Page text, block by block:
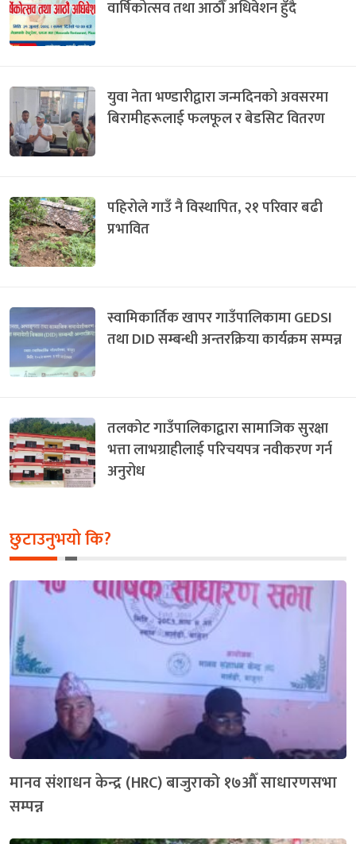
वार्षिकोत्सव तथा आठौँ अधिवेशन हुँदै
युवा नेता भण्डारीद्वारा जन्मदिनको अवसरमा
बिरामीहरूलाई फलफूल र बेडसिट वितरण
पहिरोले गाउँ नै विस्थापित, २१ परिवार बढी
प्रभावित
स्वामिकार्तिक खापर गाउँपालिकामा GEDSI
तथा DID सम्बन्धी अन्तरक्रिया कार्यक्रम सम्पन्न
तलकोट गाउँपालिकाद्वारा सामाजिक सुरक्षा
भत्ता लाभग्राहीलाई परिचयपत्र नवीकरण गर्न
अनुरोध
छुटाउनुभयो कि?
मानव संशाधन केन्द्र (HRC) बाजुराको १७औँ साधारणसभा
सम्पन्न